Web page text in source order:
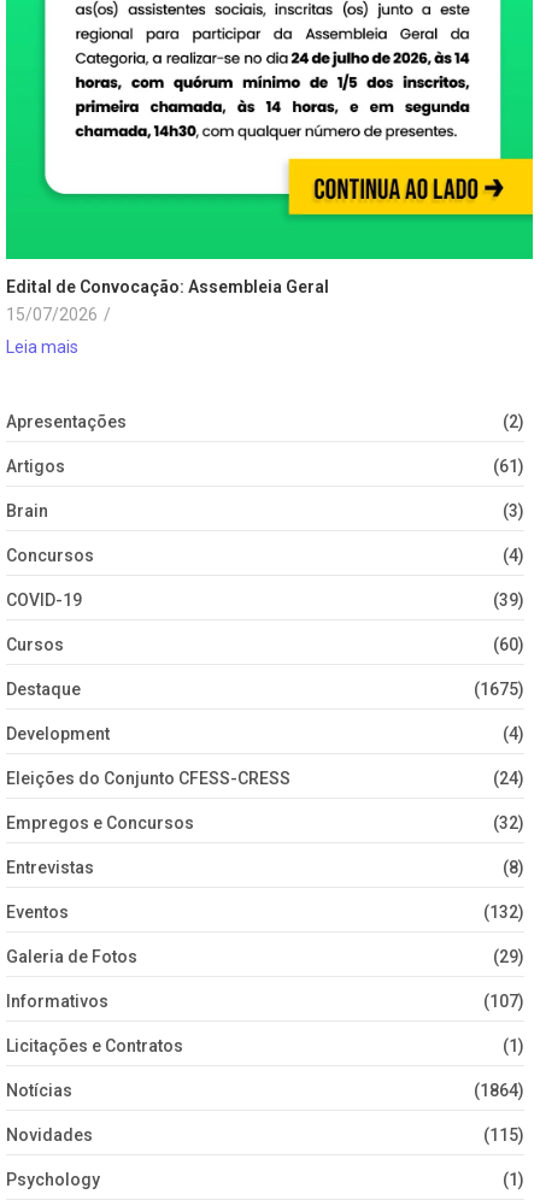
Edital de Convocação: Assembleia Geral
15/07/2026 /
Leia mais
Apresentações (2)
Artigos (61)
Brain (3)
Concursos (4)
COVID-19 (39)
Cursos (60)
Destaque (1675)
Development (4)
Eleições do Conjunto CFESS-CRESS (24)
Empregos e Concursos (32)
Entrevistas (8)
Eventos (132)
Galeria de Fotos (29)
Informativos (107)
Licitações e Contratos (1)
Notícias (1864)
Novidades (115)
Psychology (1)